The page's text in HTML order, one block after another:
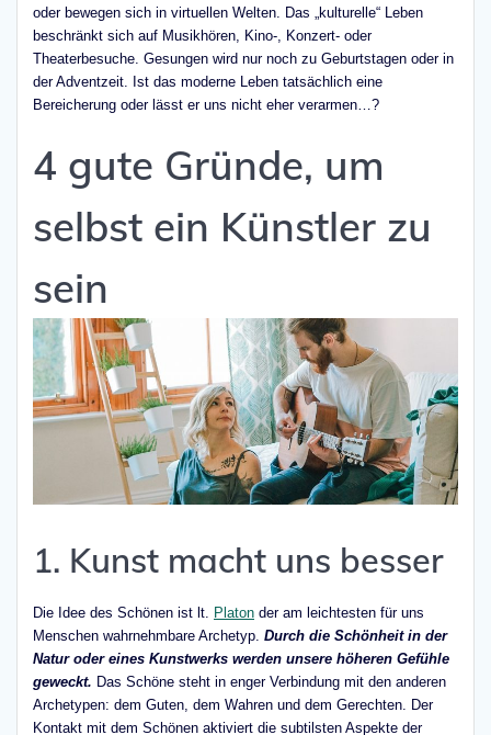
oder bewegen sich in virtuellen Welten. Das „kulturelle“ Leben
beschränkt sich auf Musikhören, Kino-, Konzert- oder
Theaterbesuche. Gesungen wird nur noch zu Geburtstagen oder in
der Adventzeit. Ist das moderne Leben tatsächlich eine
Bereicherung oder lässt er uns nicht eher verarmen…?
4 gute Gründe, um
selbst ein Künstler zu
sein
1. Kunst macht uns besser
Die Idee des Schönen ist lt. Platon der am leichtesten für uns
Menschen wahrnehmbare Archetyp. Durch die Schönheit in der
Natur oder eines Kunstwerks werden unsere höheren Gefühle
geweckt. Das Schöne steht in enger Verbindung mit den anderen
Archetypen: dem Guten, dem Wahren und dem Gerechten. Der
Kontakt mit dem Schönen aktiviert die subtilsten Aspekte der